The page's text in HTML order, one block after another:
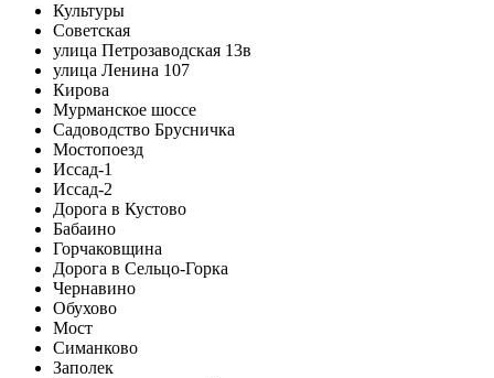
Культуры
Советская
улица Петрозаводская 13в
улица Ленина 107
Кирова
Мурманское шоссе
Садоводство Брусничка
Мостопоезд
Иссад-1
Иссад-2
Дорога в Кустово
Бабаино
Горчаковщина
Дорога в Сельцо-Горка
Чернавино
Обухово
Мост
Симанково
Заполек